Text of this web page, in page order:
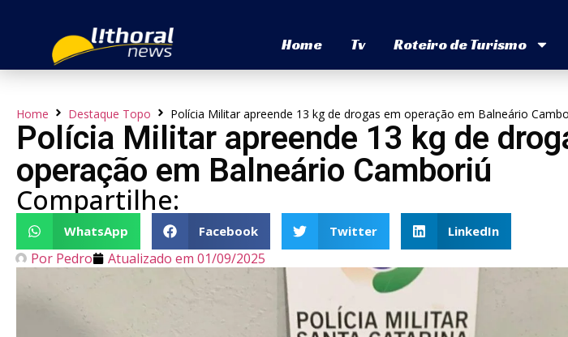
Home Tv Roteiro de Turismo
Home Destaque Topo Polícia Militar apreende 13 kg de drogas em operação em Balneário
Polícia Militar apreende 13 kg de
operação em Balneário Camboriú
Compartilhe:
WhatsApp Facebook Twitter LinkedIn
Por Pedro Atualizado em 01/09/2025